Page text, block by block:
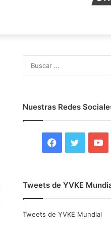
Nuestras Redes
F
c
i
Y
u
Tweets de YVKE
Tweets de YVKE Mundial